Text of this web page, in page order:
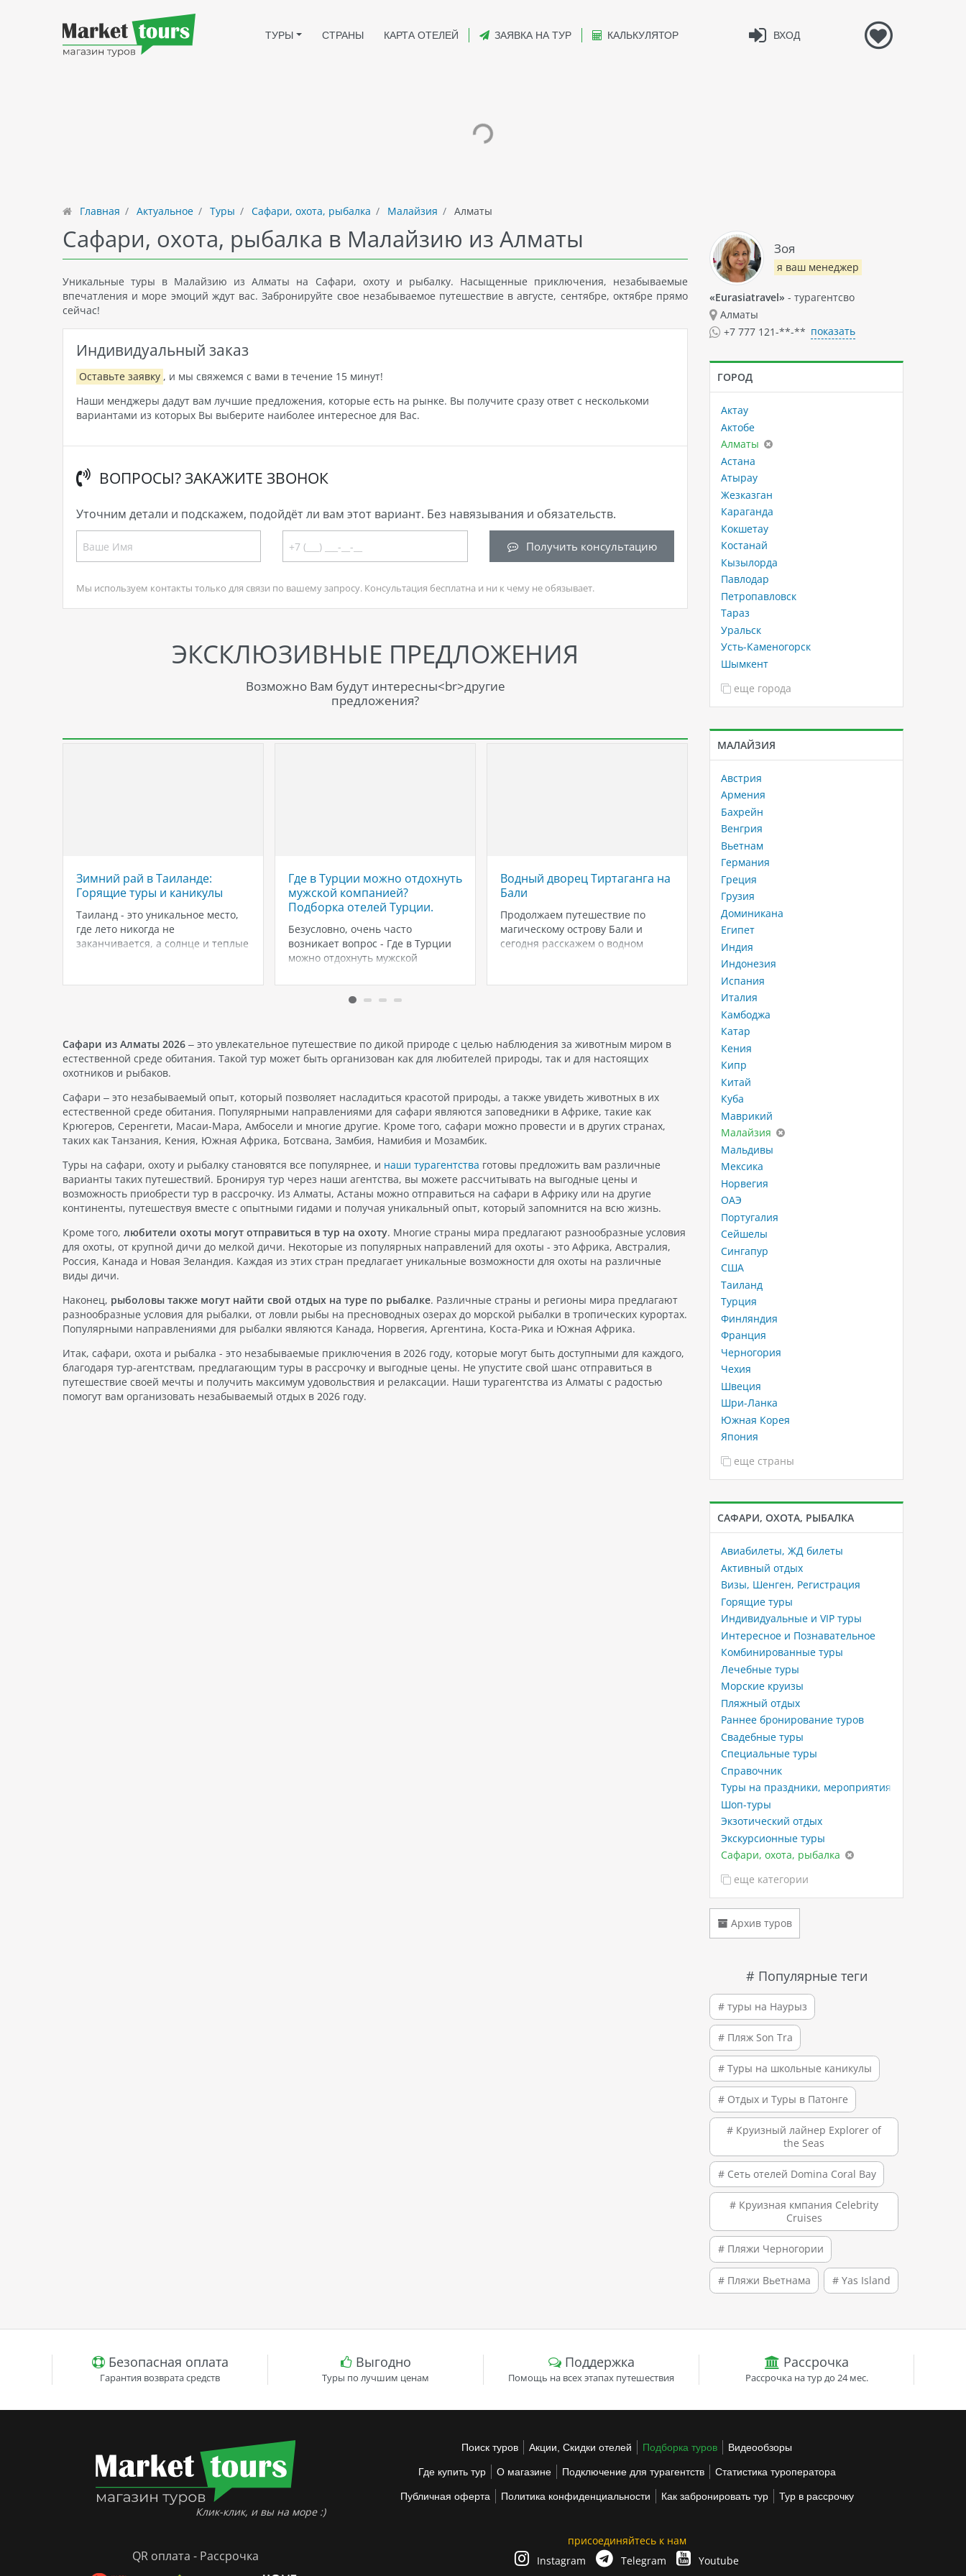
ВХОД
ТУРЫ СТРАНЫ КАРТА ОТЕЛЕЙ ЗАЯВКА НА ТУР КАЛЬКУЛЯТОР
Главная Актуальное Туры Сафари, охота, рыбалка Малайзия Алматы
Сафари, охота, рыбалка в Малайзию из Алматы
Уникальные туры в Малайзию из Алматы на Сафари, охоту и рыбалку. Насыщенные приключения, незабываемые
впечатления и море эмоций ждут вас. Забронируйте свое незабываемое путешествие в августе, сентябре, октябре прямо
сейчас!
Индивидуальный заказ
Оставьте заявку , и мы свяжемся с вами в течение 15 минут!
Наши менджеры дадут вам лучшие предложения, которые есть на рынке. Вы получите сразу ответ с несколькоми
вариантами из которых Вы выберите наиболее интересное для Вас.
ВОПРОСЫ? ЗАКАЖИТЕ ЗВОНОК
Уточним детали и подскажем, подойдёт ли вам этот вариант. Без навязывания и обязательств.
Получить консультацию
Мы используем контакты только для связи по вашему запросу. Консультация бесплатна и ни к чему не обязывает.
ЭКСКЛЮЗИВНЫЕ ПРЕДЛОЖЕНИЯ
Возможно Вам будут интересны<br>другие
предложения?
Зимний рай в Таиланде:
Горящие туры и каникулы
Таиланд - это уникальное место,
где лето никогда не
заканчивается, а солнце и теплые
вы ищете идеальное место для
настоящим…
Где в Турции можно отдохнуть
мужской компанией?
Подборка отелей Турции.
Безусловно, очень часто
возникает вопрос - Где в Турции
можно отдохнуть мужской
возникает вполне естественный
вопрос: «Какие отели выбрать?»
🇹🇷, где размещение мужской
компанией не вызовет никаких…
Водный дворец Тиртаганга на
Бали
Продолжаем путешествие по
магическому острову Бали и
сегодня расскажем о водном
Тирта (что переводится как
подчеркивает его важность для…
Лучшие отели Пхукета с
аквапарком — где отдохнуть с
комфортом и весельем
Ищете идеальный отдых, где
детям — радость, а взрослым —
релакс? Добро пожаловать в отели
Пхукета с аквапарком! Это
сочетание лазурного моря,
захватывающих водных горок и
уюта тропического курорта. Такие
отели особенно популярны среди
туристов из Казахстана — с
Сафари из Алматы 2026 – это увлекательное путешествие по дикой природе с целью наблюдения за животным миром в
естественной среде обитания. Такой тур может быть организован как для любителей природы, так и для настоящих
охотников и рыбаков.
Сафари – это незабываемый опыт, который позволяет насладиться красотой природы, а также увидеть животных в их
естественной среде обитания. Популярными направлениями для сафари являются заповедники в Африке, такие как
Крюгеров, Серенгети, Масаи-Мара, Амбосели и многие другие. Кроме того, сафари можно провести и в других странах,
таких как Танзания, Кения, Южная Африка, Ботсвана, Замбия, Намибия и Мозамбик.
Туры на сафари, охоту и рыбалку становятся все популярнее, и наши турагентства готовы предложить вам различные
варианты таких путешествий. Бронируя тур через наши агентства, вы можете рассчитывать на выгодные цены и
возможность приобрести тур в рассрочку. Из Алматы, Астаны можно отправиться на сафари в Африку или на другие
континенты, путешествуя вместе с опытными гидами и получая уникальный опыт, который запомнится на всю жизнь.
Кроме того, любители охоты могут отправиться в тур на охоту. Многие страны мира предлагают разнообразные условия
для охоты, от крупной дичи до мелкой дичи. Некоторые из популярных направлений для охоты - это Африка, Австралия,
Россия, Канада и Новая Зеландия. Каждая из этих стран предлагает уникальные возможности для охоты на различные
виды дичи.
Наконец, рыболовы также могут найти свой отдых на туре по рыбалке. Различные страны и регионы мира предлагают
разнообразные условия для рыбалки, от ловли рыбы на пресноводных озерах до морской рыбалки в тропических курортах.
Популярными направлениями для рыбалки являются Канада, Норвегия, Аргентина, Коста-Рика и Южная Африка.
Итак, сафари, охота и рыбалка - это незабываемые приключения в 2026 году, которые могут быть доступными для каждого,
благодаря тур-агентствам, предлагающим туры в рассрочку и выгодные цены. Не упустите свой шанс отправиться в
путешествие своей мечты и получить максимум удовольствия и релаксации. Наши турагентства из Алматы с радостью
помогут вам организовать незабываемый отдых в 2026 году.
Зоя
я ваш менеджер
«Eurasiatravel» - турагентсво
Алматы
+7 777 121-**-** показать
ГОРОД
Актау
Актобе
Алматы
Астана
Атырау
Жезказган
Караганда
Кокшетау
Костанай
Кызылорда
Павлодар
Петропавловск
Тараз
Уральск
Усть-Каменогорск
Шымкент
еще города
МАЛАЙЗИЯ
Австрия
Армения
Бахрейн
Венгрия
Вьетнам
Германия
Греция
Грузия
Доминикана
Египет
Индия
Индонезия
Испания
Италия
Камбоджа
Катар
Кения
Кипр
Китай
Куба
Маврикий
Малайзия
Мальдивы
Мексика
Норвегия
ОАЭ
Португалия
Сейшелы
Сингапур
США
Таиланд
Турция
Финляндия
Франция
Черногория
Чехия
Швеция
Шри-Ланка
Южная Корея
Япония
еще страны
САФАРИ, ОХОТА, РЫБАЛКА
Авиабилеты, ЖД билеты
Активный отдых
Визы, Шенген, Регистрация
Горящие туры
Индивидуальные и VIP туры
Интересное и Познавательное
Комбинированные туры
Лечебные туры
Морские круизы
Пляжный отдых
Раннее бронирование туров
Свадебные туры
Специальные туры
Справочник
Туры на праздники, мероприятия
Шоп-туры
Экзотический отдых
Экскурсионные туры
Сафари, охота, рыбалка
еще категории
Архив туров
# Популярные теги
# туры на Наурыз
# Пляж Son Tra
# Туры на школьные каникулы
# Отдых и Туры в Патонге
# Круизный лайнер Explorer of
the Seas
# Сеть отелей Domina Coral Bay
# Круизная кмпания Celebrity
Cruises
# Пляжи Черногории
# Пляжи Вьетнама # Yas Island
Безопасная оплата
Гарантия возврата средств
Выгодно
Туры по лучшим ценам
Поддержка
Помощь на всех этапах путешествия
Рассрочка
Рассрочка на тур до 24 мес.
Клик-клик, и вы на море :)
QR оплата - Рассрочка
Поиск туров Акции, Скидки отелей Подборка туров Видеообзоры
Где купить тур О магазине Подключение для турагентств Статистика туроператора
Публичная оферта Политика конфиденциальности Как забронировать тур Тур в рассрочку
присоединяйтесь к нам
Instagram
Telegram Youtube